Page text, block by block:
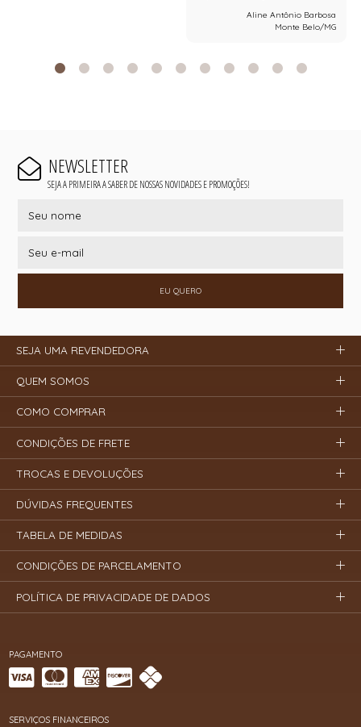
Aline Antônio Barbosa
Monte Belo/MG
NEWSLETTER
SEJA A PRIMEIRA A SABER DE NOSSAS NOVIDADES E PROMOÇÕES!
EU QUERO
PAGAMENTO
SERVIÇOS FINANCEIROS
SEJA UMA REVENDEDORA
QUEM SOMOS
COMO COMPRAR
CONDIÇÕES DE FRETE
TROCAS E DEVOLUÇÕES
DÚVIDAS FREQUENTES
TABELA DE MEDIDAS
CONDIÇÕES DE PARCELAMENTO
POLÍTICA DE PRIVACIDADE DE DADOS